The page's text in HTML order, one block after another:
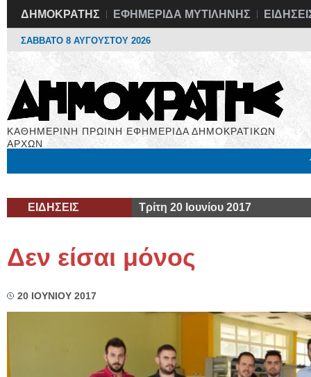
ΔΗΜΟΚΡΑΤΗΣ ΕΦΗΜΕΡΙΔΑ ΜΥΤΙΛΗΝΗΣ
ΣΑΒΒΑΤΟ 8 ΑΥΓΟΥΣΤΟΥ 2026
ΚΑΘΗΜΕΡΙΝΗ ΠΡΩΙΝΗ ΕΦΗΜΕΡΙΔΑ ΔΗΜΟΚΡΑΤΙΚΩΝ
ΑΡΧΩΝ
ΕΙΔΗΣΕΙΣ Τρίτη 20 Ιουνίου 2017
Δεν είσαι μόνος
20 ΙΟΥΝΙΟΥ 2017